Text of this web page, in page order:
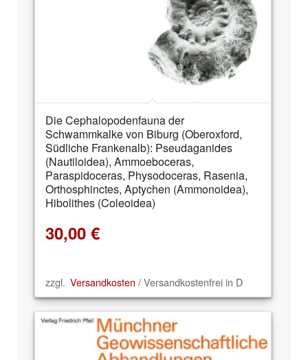
Die Cephalopodenfauna der
Schwammkalke von Biburg (Oberoxford,
Südliche Frankenalb): Pseudaganides
(Nautiloidea), Ammoeboceras,
Paraspidoceras, Physodoceras, Rasenia,
Orthosphinctes, Aptychen (Ammonoidea),
Hibolithes (Coleoidea)
30,00 €
zzgl. Versandkosten / Versandkostenfrei in D